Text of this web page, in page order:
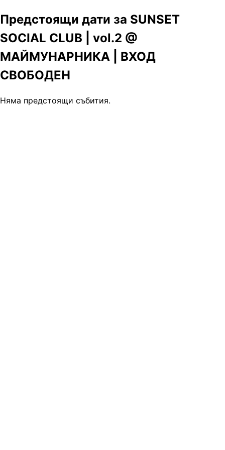
Предстоящи дати за SUNSET
SOCIAL CLUB | vol.2 @
МАЙМУНАРНИКА | ВХОД
СВОБОДЕН
Няма предстоящи събития.